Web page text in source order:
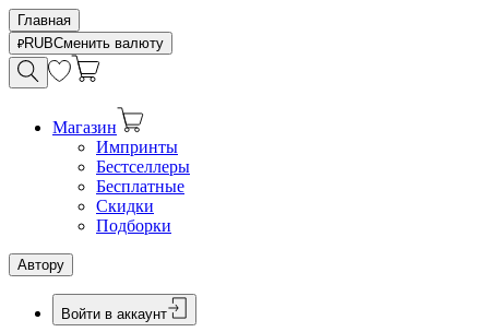
Главная
RUBСменить валюту
Магазин
Импринты
Бестселлеры
Бесплатные
Скидки
Подборки
Автору
Войти в аккаунт